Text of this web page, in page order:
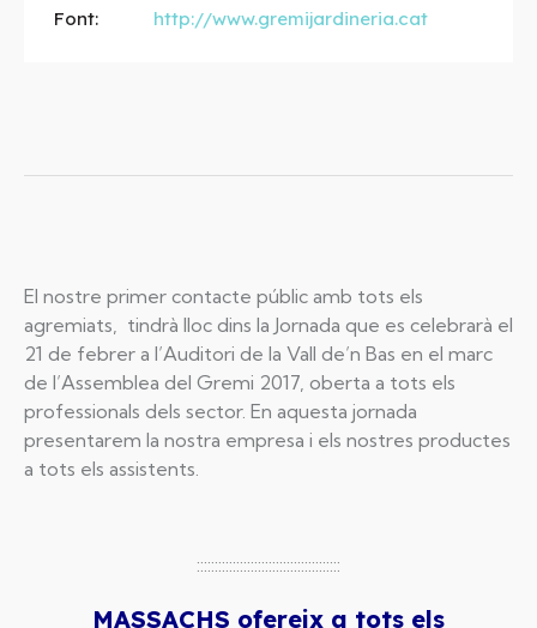
Font: http://www.gremijardineria.cat
El nostre primer contacte públic amb tots els
agremiats, tindrà lloc dins la Jornada que es celebrarà el
21 de febrer a l’Auditori de la Vall de’n Bas en el marc
de l’Assemblea del Gremi 2017, oberta a tots els
professionals dels sector. En aquesta jornada
presentarem la nostra empresa i els nostres productes
a tots els assistents.
::::::::::::::::::::::::::::::::::::::::
MASSACHS ofereix a tots els